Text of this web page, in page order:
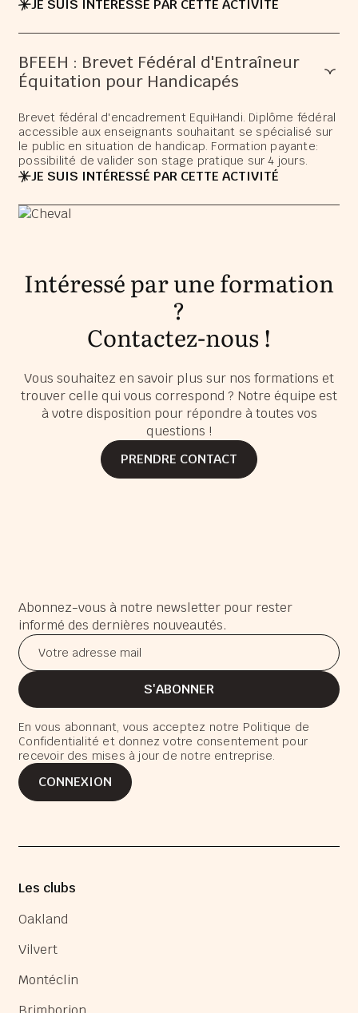
JE SUIS INTÉRESSÉ PAR CETTE ACTIVITÉ
BFEEH : Brevet Fédéral d'Entraîneur
Équitation pour Handicapés
Brevet fédéral d'encadrement EquiHandi. Diplôme fédéral
accessible aux enseignants souhaitant se spécialisé sur
le public en situation de handicap. Formation payante:
possibilité de valider son stage pratique sur 4 jours.
JE SUIS INTÉRESSÉ PAR CETTE ACTIVITÉ
Intéressé par une formation
?
Contactez-nous !
Vous souhaitez en savoir plus sur nos formations et
trouver celle qui vous correspond ? Notre équipe est
à votre disposition pour répondre à toutes vos
questions !
PRENDRE CONTACT
PRENDRE CONTACT
Abonnez-vous à notre newsletter pour rester
informé des dernières nouveautés.
En vous abonnant, vous acceptez notre Politique de
Confidentialité et donnez votre consentement pour
recevoir des mises à jour de notre entreprise.
CONNEXION
CONNEXION
Les clubs
Oakland
Vilvert
Montéclin